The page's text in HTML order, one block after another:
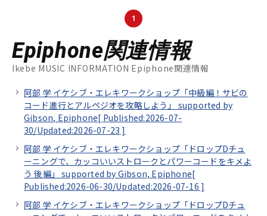
1
Epiphone関連情報
Ikebe MUSIC INFORMATION Epiphone関連情報
阿部 学 イケシブ・エレキワークショップ「中級編！サビの
コード進行とアルペジオを攻略しよう」 supported by
Gibson, Epiphone[ Published:2026-07-
30/Updated:2026-07-23 ]
阿部 学 イケシブ・エレキワークショップ「ドロップDチュ
ーニングで、カッコいいストロークとパワーコードをキメよ
う 後編」 supported by Gibson, Epiphone[
Published:2026-06-30/Updated:2026-07-16 ]
阿部 学 イケシブ・エレキワークショップ「ドロップDチュ